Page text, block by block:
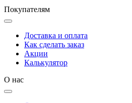
Покупателям
Доставка и оплата
Как сделать заказ
Акции
Калькулятор
О нас